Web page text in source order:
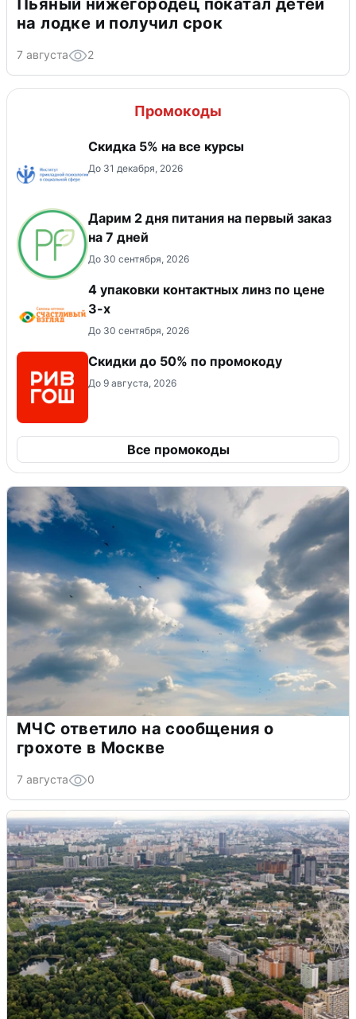
Пьяный нижегородец покатал детей
на лодке и получил срок
7 августа 2
Промокоды
Скидка 5% на все курсы
До 31 декабря, 2026
Дарим 2 дня питания на первый заказ
на 7 дней
До 30 сентября, 2026
4 упаковки контактных линз по цене
3-х
До 30 сентября, 2026
Скидки до 50% по промокоду
До 9 августа, 2026
Все промокоды
МЧС ответило на сообщения о
грохоте в Москве
7 августа 0